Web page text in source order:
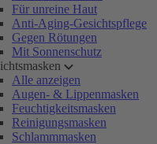
Für unreine Haut
Anti-Aging-Gesichtspflege
Gegen Rötungen
Mit Sonnenschutz
Alle anzeigen
Augen- & Lippenmasken
Feuchtigkeitsmasken
Reinigungsmasken
Schlammmasken